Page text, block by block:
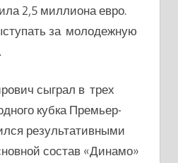
2,5 миллиона евро.
за молодежную
сыграл в трех
кубка Премьер-
результативными
состав «Динамо»